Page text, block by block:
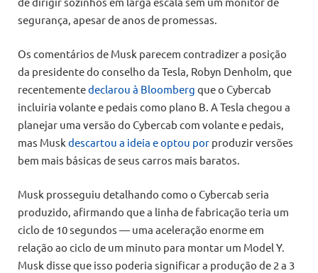
segurança, apesar de anos de promessas.
Os comentários de Musk parecem contradizer a posição
da presidente do conselho da Tesla, Robyn Denholm, que
recentementedeclarou à Bloomberg que o Cybercab
incluiria volante e pedais como plano B. A Tesla chegou a
planejar uma versão do Cybercab com volante e pedais,
mas Musk descartou a ideia e optou por produzir versões
bem mais básicas de seus carros mais baratos.
Musk prosseguiu detalhando como o Cybercab seria
produzido, afirmando que a linha de fabricação teria um
ciclo de 10 segundos — uma aceleração enorme em
relação ao ciclo de um minuto para montar um Model Y.
Musk disse que isso poderia significar a produção de 2 a 3